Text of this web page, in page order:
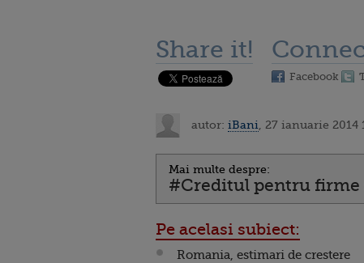
Share it!
Facebook
autor: iBani , 27 ianuarie 2014
Mai multe despre:
#Creditul pentru firme
Pe acelasi subiect:
Romania, estimari de crestere